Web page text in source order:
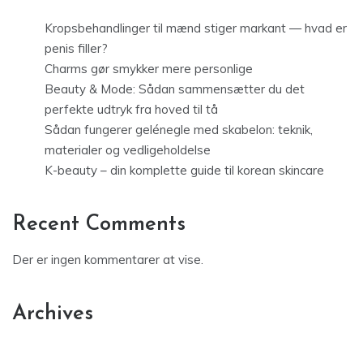
Kropsbehandlinger til mænd stiger markant — hvad er
penis filler?
Charms gør smykker mere personlige
Beauty & Mode: Sådan sammensætter du det
perfekte udtryk fra hoved til tå
Sådan fungerer gelénegle med skabelon: teknik,
materialer og vedligeholdelse
K-beauty – din komplette guide til korean skincare
Recent Comments
Der er ingen kommentarer at vise.
Archives